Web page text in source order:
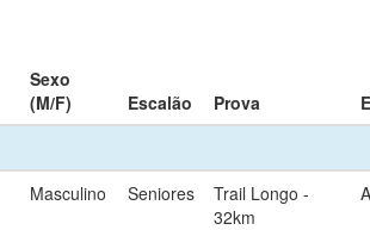
Sexo
(M/F)
Escalão Prova
Masculino Seniores
Trail Longo -
32km